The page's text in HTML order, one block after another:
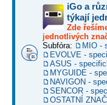
iGo a
týkají
Zde
jednotlivých
Subfóra:
MIO -
EVOLVE -
ASUS -
MYGUIDE -
NAVIGON -
SENCOR -
OSTATNÍ